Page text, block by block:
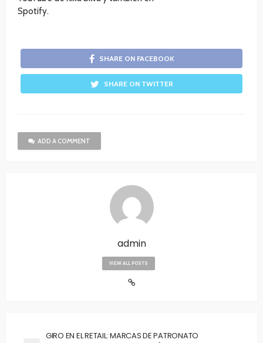
Spotify.
SHARE ON FACEBOOK
SHARE ON TWITTER
ADD A COMMENT
admin
VIEW ALL POSTS
GIRO EN EL RETAIL: MARCAS DE PATRONATO